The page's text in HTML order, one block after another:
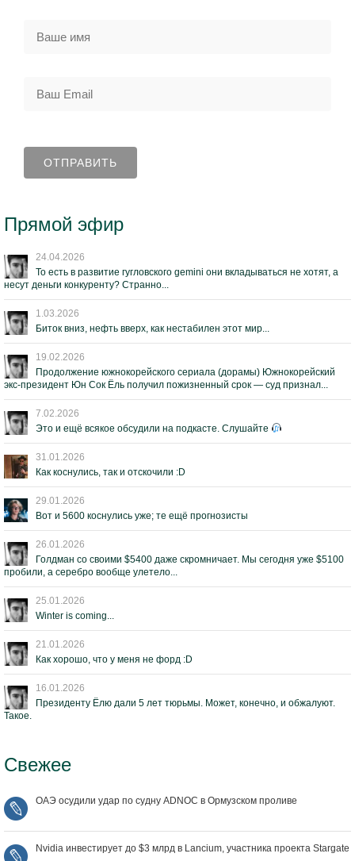
Прямой эфир
24.04.2026
То есть в развитие гугловского gemini они вкладываться не хотят, а
несут деньги конкуренту? Странно...
1.03.2026
Биток вниз, нефть вверх, как нестабилен этот мир...
19.02.2026
Продолжение южнокорейского сериала (дорамы) Южнокорейский
экс-президент Юн Сок Ёль получил пожизненный срок — суд признал...
7.02.2026
Это и ещё всякое обсудили на подкасте. Слушайте
31.01.2026
Как коснулись, так и отскочили :D
29.01.2026
Вот и 5600 коснулись уже; те ещё прогнозисты
26.01.2026
Голдман со своими $5400 даже скромничает. Мы сегодня уже $5100
пробили, а серебро вообще улетело...
25.01.2026
Winter is coming...
21.01.2026
Как хорошо, что у меня не форд :D
16.01.2026
Президенту Ёлю дали 5 лет тюрьмы. Может, конечно, и обжалуют.
Такое.
Свежее
ОАЭ осудили удар по судну ADNOC в Ормузском проливе
Nvidia инвестирует до $3 млрд в Lancium, участника проекта Stargate